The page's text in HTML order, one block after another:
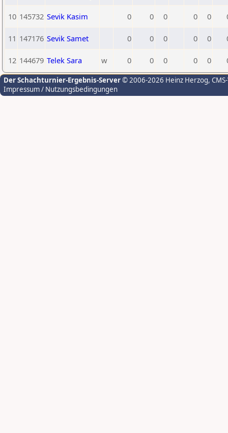
10 145732 Sevik Kasim 0 0 0 0 0
11 147176 Sevik Samet 0 0 0 0 0
12 144679 Telek Sara w 0 0 0 0 0
Der Schachturnier-Ergebnis-Server© 2006-2026 Heinz Herzog,
Impressum / Nutzungsbedingungen